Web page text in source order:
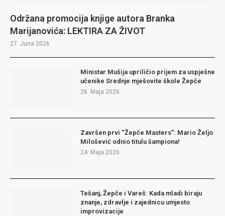
Održana promocija knjige autora Branka
Marijanovića: LEKTIRA ZA ŽIVOT
27. Juna 2026.
Ministar Mušija upriličio prijem za uspješne
učenike Srednje mješovite škole Žepče
26. Maja 2026.
Završen prvi “Žepče Masters”: Mario Željo
Milošević odnio titulu šampiona!
24. Maja 2026.
Tešanj, Žepče i Vareš: Kada mladi biraju
znanje, zdravlje i zajednicu umjesto
improvizacije